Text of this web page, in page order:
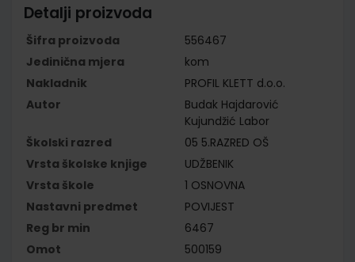
Detalji proizvoda
Šifra proizvoda
556467
Jedinična mjera
kom
Nakladnik
PROFIL KLETT d.o.o.
Autor
Budak Hajdarović
Kujundžić Labor
Školski razred
05 5.RAZRED OŠ
Vrsta školske knjige
UDŽBENIK
Vrsta škole
1 OSNOVNA
Nastavni predmet
POVIJEST
Reg br min
6467
Omot
500159